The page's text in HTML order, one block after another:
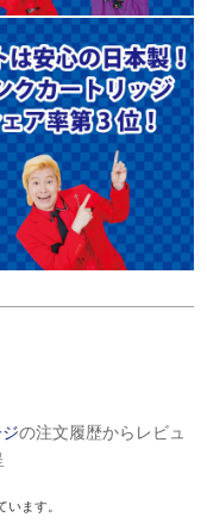
の注文履歴からレビュ
ます。